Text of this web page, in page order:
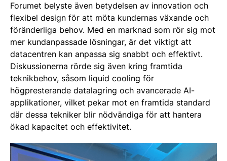
Forumet belyste även betydelsen av innovation och
flexibel design för att möta kundernas växande och
föränderliga behov. Med en marknad som rör sig mot
mer kundanpassade lösningar, är det viktigt att
datacentren kan anpassa sig snabbt och effektivt.
Diskussionerna rörde sig även kring framtida
teknikbehov, såsom liquid cooling för
högpresterande datalagring och avancerade AI-
applikationer, vilket pekar mot en framtida standard
där dessa tekniker blir nödvändiga för att hantera
ökad kapacitet och effektivitet.